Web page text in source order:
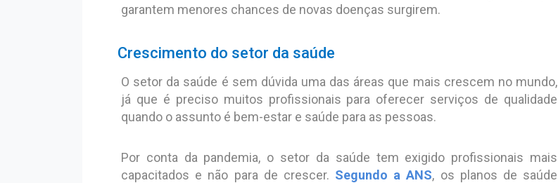
garantem menores chances de novas doenças surgirem.
Crescimento do setor da saúde
O setor da saúde é sem dúvida uma das áreas que mais crescem no mundo,
já que é preciso muitos profissionais para oferecer serviços de qualidade
quando o assunto é bem-estar e saúde para as pessoas.
Por conta da pandemia, o setor da saúde tem exigido profissionais mais
capacitados e não para de crescer. Segundo a ANS, os planos de saúde